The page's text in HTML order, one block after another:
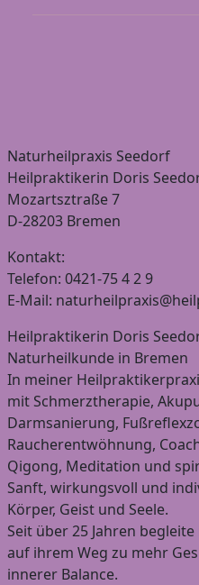
Naturheilpraxis Seedorf
Heilpraktikerin Doris
Mozartsztraße 7
D-28203 Bremen
Kontakt:
Telefon: 0421-75 4 2 9
E-Mail:
Heilpraktikerin Doris
Naturheilkunde in Bremen
In meiner
mit Schmerztherapie,
Darmsanierung,
Raucherentwöhnung,
Qigong, Meditation und
Sanft, wirkungsvoll und
Körper, Geist und Seele.
Seit über 25 Jahren
auf ihrem Weg zu mehr
innerer Balance.